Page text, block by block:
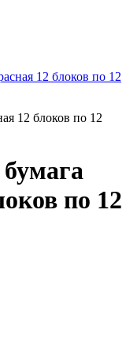
12 блоков по 12
по 12